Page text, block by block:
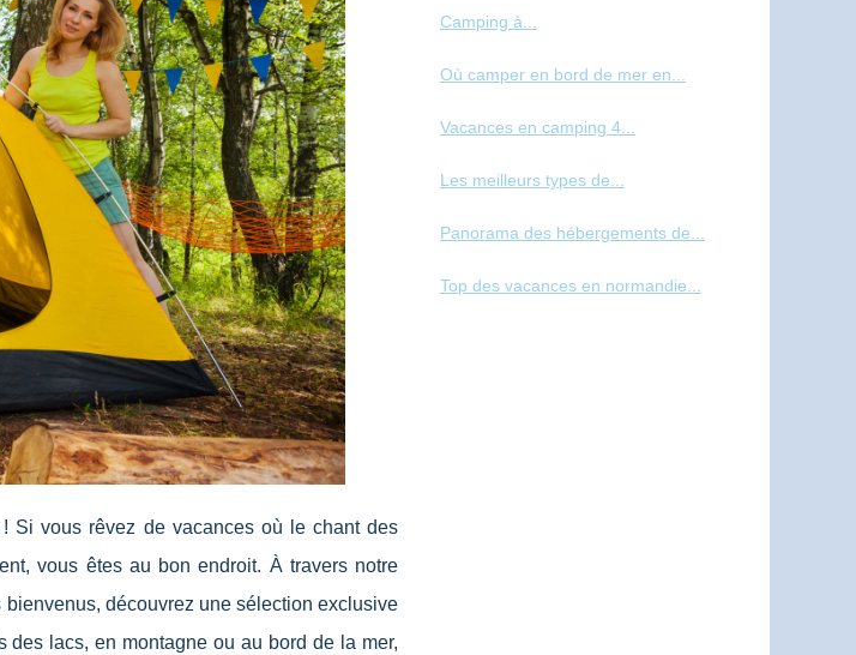
Si vous rêvez de vacances où le chant des
vous êtes au bon endroit. À travers notre
découvrez une sélection exclusive
lacs, en montagne ou au bord de la mer,
Camping à...
Où camper en bord de mer en...
Vacances en camping 4...
Les meilleurs types de...
Panorama des hébergements de...
Top des vacances en normandie...